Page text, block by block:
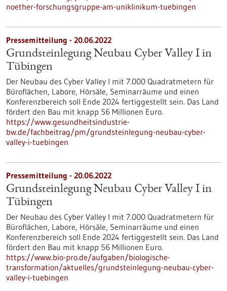
noether-forschungsgruppe-am-uniklinikum-tuebingen
Pressemitteilung - 20.06.2022
Grundsteinlegung Neubau Cyber Valley I in
Tübingen
Der Neubau des Cyber Valley I mit 7.000 Quadratmetern für
Büroflächen, Labore, Hörsäle, Seminarräume und einen
Konferenzbereich soll Ende 2024 fertiggestellt sein. Das Land
fördert den Bau mit knapp 56 Millionen Euro.
https://www.gesundheitsindustrie-
bw.de/fachbeitrag/pm/grundsteinlegung-neubau-cyber-
valley-i-tuebingen
Pressemitteilung - 20.06.2022
Grundsteinlegung Neubau Cyber Valley I in
Tübingen
Der Neubau des Cyber Valley I mit 7.000 Quadratmetern für
Büroflächen, Labore, Hörsäle, Seminarräume und einen
Konferenzbereich soll Ende 2024 fertiggestellt sein. Das Land
fördert den Bau mit knapp 56 Millionen Euro.
https://www.bio-pro.de/aufgaben/biologische-
transformation/aktuelles/grundsteinlegung-neubau-cyber-
valley-i-tuebingen